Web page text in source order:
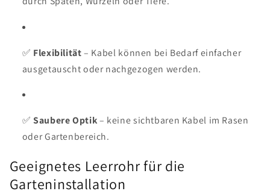
✅ Flexibilität– Kabel können bei Bedarf einfacher
ausgetauscht oder nachgezogen werden.
✅Saubere Optik– keine sichtbaren Kabel im Rasen
oder Gartenbereich.
Geeignetes Leerrohr für die
Garteninstallation